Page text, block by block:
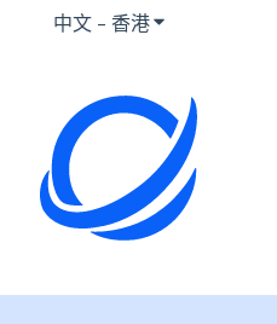
中文 - 香港顯示要翻譯的